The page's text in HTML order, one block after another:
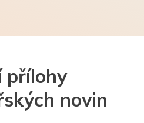
přílohy
novin